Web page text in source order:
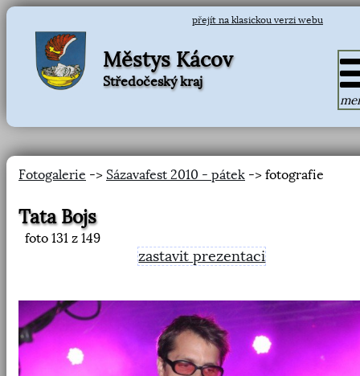
přejít na klasickou verzi webu
Městys Kácov
Středočeský kraj
Fotogalerie -> Sázavafest 2010 - pátek -> fotografie
Tata Bojs
foto 131 z 149
zastavit prezentaci